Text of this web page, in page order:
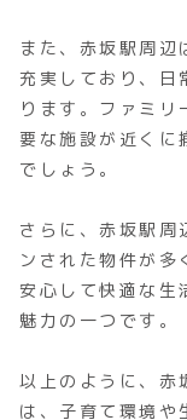
また、赤坂駅周辺
充実しており、日
ります。ファミ
要な施設が近くに
でしょう。
さらに、赤坂駅周
ンされた物件が多
安心して快適な生
魅力の一つです。
以上のように、赤
は、子育て環境や